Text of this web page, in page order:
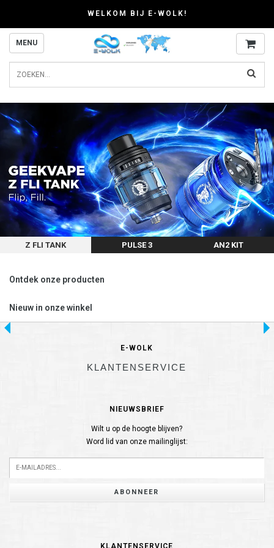
WELKOM BIJ E-WOLK!
MENU
Z FLI TANK PULSE 3 AN2 KIT
Ontdek onze producten
Nieuw in onze winkel
E-WOLK
KLANTENSERVICE
NIEUWSBRIEF
Wilt u op de hoogte blijven?
Word lid van onze mailinglijst:
ABONNEER
KLANTENSERVICE